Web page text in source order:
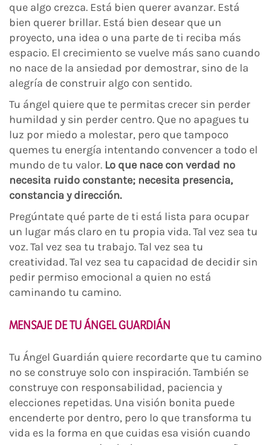
que algo crezca. Está bien querer avanzar. Está
bien querer brillar. Está bien desear que un
proyecto, una idea o una parte de ti reciba más
espacio. El crecimiento se vuelve más sano cuando
no nace de la ansiedad por demostrar, sino de la
alegría de construir algo con sentido.
Tu ángel quiere que te permitas crecer sin perder
humildad y sin perder centro. Que no apagues tu
luz por miedo a molestar, pero que tampoco
quemes tu energía intentando convencer a todo el
mundo de tu valor. Lo que nace con verdad no
necesita ruido constante; necesita presencia,
constancia y dirección.
Pregúntate qué parte de ti está lista para ocupar
un lugar más claro en tu propia vida. Tal vez sea tu
voz. Tal vez sea tu trabajo. Tal vez sea tu
creatividad. Tal vez sea tu capacidad de decidir sin
pedir permiso emocional a quien no está
caminando tu camino.
MENSAJE DE TU ÁNGEL GUARDIÁN
Tu Ángel Guardián quiere recordarte que tu camino
no se construye solo con inspiración. También se
construye con responsabilidad, paciencia y
elecciones repetidas. Una visión bonita puede
encenderte por dentro, pero lo que transforma tu
vida es la forma en que cuidas esa visión cuando